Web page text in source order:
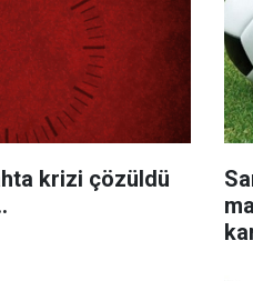
krizi çözüldü